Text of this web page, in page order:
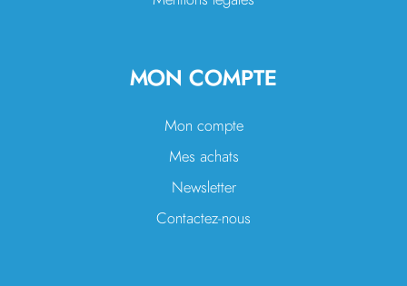
MON COMPTE
Mon compte
Mes achats
Newsletter
Contactez-nous